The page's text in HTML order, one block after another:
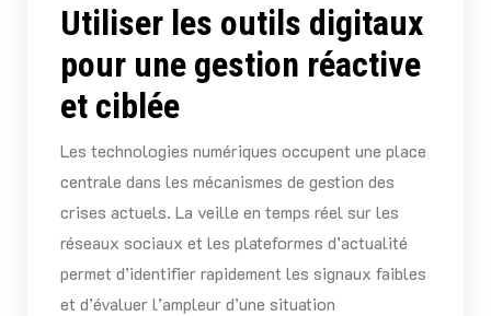
Utiliser les outils digitaux
pour une gestion réactive
et ciblée
Les technologies numériques occupent une place
centrale dans les mécanismes de gestion des
crises actuels. La veille en temps réel sur les
réseaux sociaux et les plateformes d’actualité
permet d’identifier rapidement les signaux faibles
et d’évaluer l’ampleur d’une situation